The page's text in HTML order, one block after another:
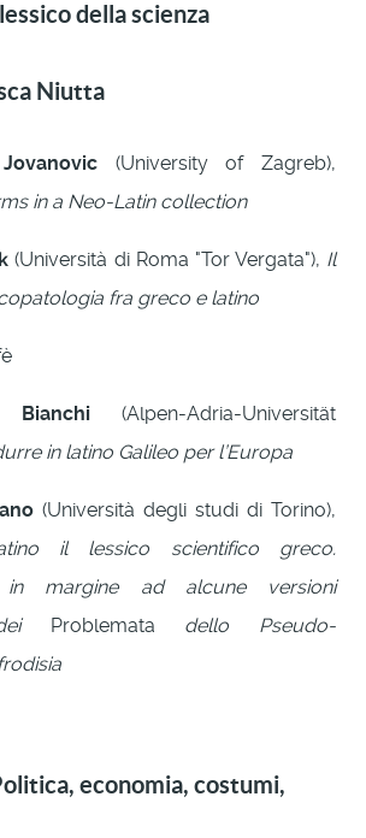
della scienza
Niutta
(University of Zagreb),
in a Neo-Latin collection
(Università di Roma "Tor Vergata"), Il
fra greco e latino
Bianchi (Alpen-Adria-Universität
in latino Galileo per l’Europa
(Università degli studi di Torino),
il lessico scientifico greco.
in margine ad alcune versioni
Problemata dello Pseudo-
economia, costumi,